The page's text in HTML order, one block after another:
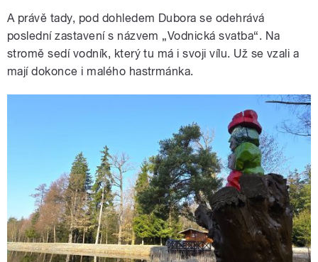
A právě tady, pod dohledem Dubora se odehrává
poslední zastavení s názvem „Vodnická svatba“. Na
stromě sedí vodník, který tu má i svoji vílu. Už se vzali a
mají dokonce i malého hastrmánka.